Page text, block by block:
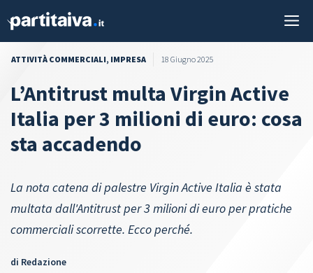
contenuto
ATTIVITÀ COMMERCIALI, IMPRESA 18 Giugno 2025
L’Antitrust multa Virgin Active
Italia per 3 milioni di euro: cosa
sta accadendo
La nota catena di palestre Virgin Active Italia è stata
multata dall'Antitrust per 3 milioni di euro per pratiche
commerciali scorrette. Ecco perché.
di Redazione